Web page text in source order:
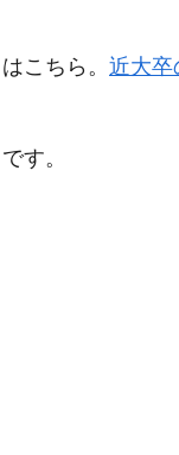
こちら。 近大卒
す。